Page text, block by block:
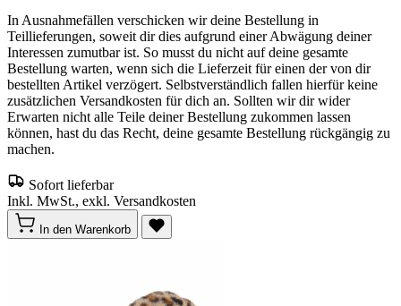
In Ausnahmefällen verschicken wir deine Bestellung in
Teillieferungen, soweit dir dies aufgrund einer Abwägung deiner
Interessen zumutbar ist. So musst du nicht auf deine gesamte
Bestellung warten, wenn sich die Lieferzeit für einen der von dir
bestellten Artikel verzögert. Selbstverständlich fallen hierfür keine
zusätzlichen Versandkosten für dich an. Sollten wir dir wider
Erwarten nicht alle Teile deiner Bestellung zukommen lassen
können, hast du das Recht, deine gesamte Bestellung rückgängig zu
machen.
Sofort lieferbar
Inkl. MwSt., exkl. Versandkosten
In den Warenkorb